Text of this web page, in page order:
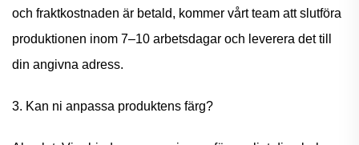
och fraktkostnaden är betald, kommer vårt team att slutföra
produktionen inom 7–10 arbetsdagar och leverera det till
din angivna adress.
3. Kan ni anpassa produktens färg?